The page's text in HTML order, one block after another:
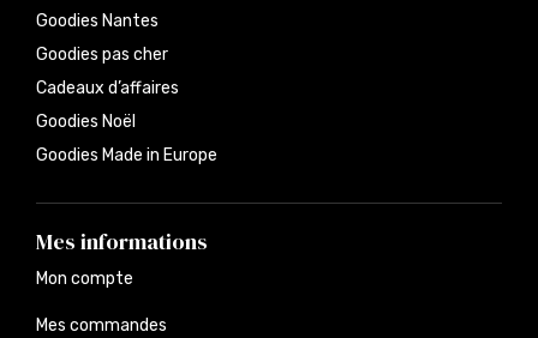
Goodies Nantes
Goodies pas cher
Cadeaux d’affaires
Goodies Noël
Goodies Made in Europe
Mes informations
Mon compte
Mes commandes